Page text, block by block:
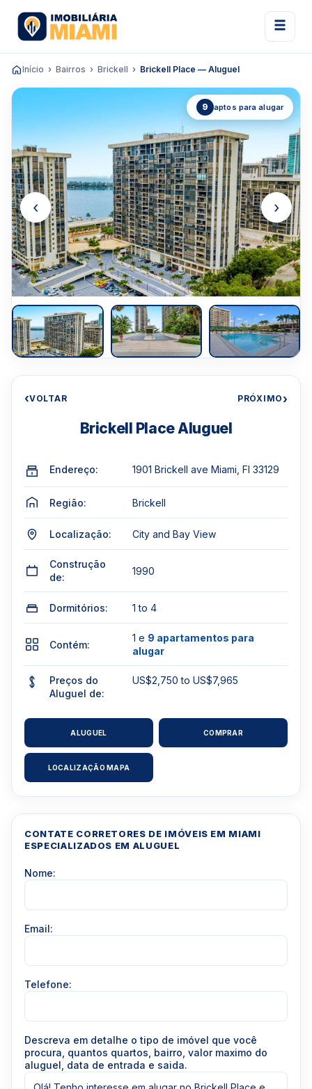
Início Bairros Brickell Brickell Place — Aluguel
9 aptos para alugar
‹ ›
‹VOLTAR PRÓXIMO›
Brickell Place Aluguel
Endereço: 1901 Brickell ave Miami, Fl 33129
Região: Brickell
Localização: City and Bay View
Construção
de:
1990
Dormitórios: 1 to 4
Contém:
1 e 9 apartamentos para
alugar
Preços do
Aluguel de:
US$2,750 to US$7,965
ALUGUEL COMPRAR
LOCALIZAÇÃO MAPA
CONTATE CORRETORES DE IMÓVEIS EM MIAMI
ESPECIALIZADOS EM ALUGUEL
Nome:
Email:
Telefone:
Descreva em detalhe o tipo de imóvel que você
procura, quantos quartos, bairro, valor maximo do
aluguel, data de entrada e saida.